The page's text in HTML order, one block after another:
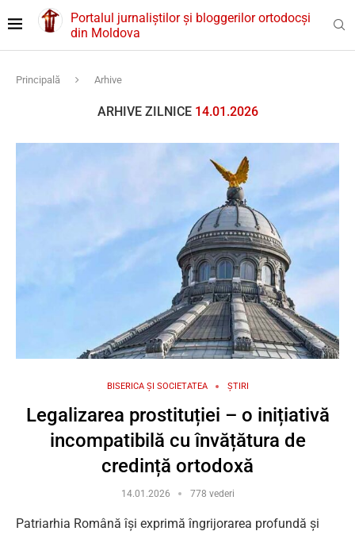
Portalul jurnaliștilor și bloggerilor ortodocși
din Moldova
Principală Arhive
ARHIVE ZILNICE 14.01.2026
BISERICA ȘI SOCIETATEA ȘTIRI
Legalizarea prostituției – o inițiativă
incompatibilă cu învățătura de
credință ortodoxă
14.01.2026 778 vederi
Patriarhia Română își exprimă îngrijorarea profundă și